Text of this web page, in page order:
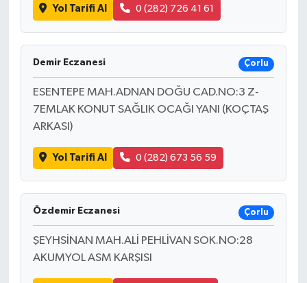
Yol Tarifi Al 0 (282) 726 41 61
Demir Eczanesi Çorlu
ESENTEPE MAH.ADNAN DOĞU CAD.NO:3 Z-
7EMLAK KONUT SAĞLIK OCAĞI YANI (KOÇTAŞ
ARKASI)
Yol Tarifi Al 0 (282) 673 56 59
Özdemir Eczanesi Çorlu
ŞEYHSİNAN MAH.ALİ PEHLİVAN SOK.NO:28
AKUMYOL ASM KARŞISI